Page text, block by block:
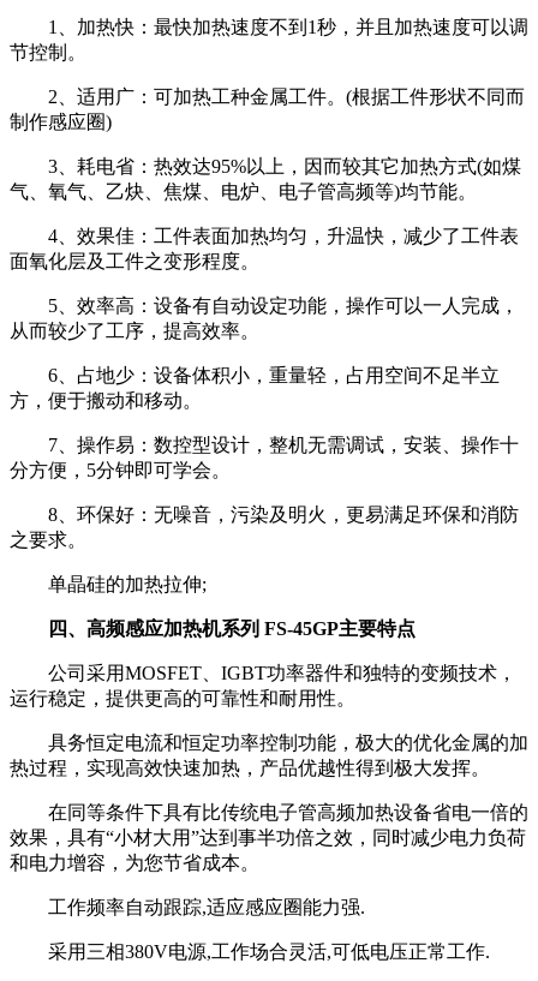
1、加热快：最快加热速度不到1秒，并且加热速度可以调
节控制。
2、适用广：可加热工种金属工件。(根据工件形状不同而
制作感应圈)
3、耗电省：热效达95%以上，因而较其它加热方式(如煤
气、氧气、乙炔、焦煤、电炉、电子管高频等)均节能。
4、效果佳：工件表面加热均匀，升温快，减少了工件表
面氧化层及工件之变形程度。
5、效率高：设备有自动设定功能，操作可以一人完成，
从而较少了工序，提高效率。
6、占地少：设备体积小，重量轻，占用空间不足半立
方，便于搬动和移动。
7、操作易：数控型设计，整机无需调试，安装、操作十
分方便，5分钟即可学会。
8、环保好：无噪音，污染及明火，更易满足环保和消防
之要求。
单晶硅的加热拉伸;
四、高频感应加热机系列 FS-45GP主要特点
公司采用MOSFET、IGBT功率器件和独特的变频技术，
运行稳定，提供更高的可靠性和耐用性。
具务恒定电流和恒定功率控制功能，极大的优化金属的加
热过程，实现高效快速加热，产品优越性得到极大发挥。
在同等条件下具有比传统电子管高频加热设备省电一倍的
效果，具有“小材大用”达到事半功倍之效，同时减少电力负荷
和电力增容，为您节省成本。
工作频率自动跟踪,适应感应圈能力强.
采用三相380V电源,工作场合灵活,可低电压正常工作.